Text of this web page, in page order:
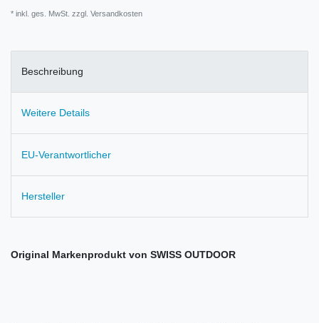
* inkl. ges. MwSt. zzgl. Versandkosten
Beschreibung
Weitere Details
EU-Verantwortlicher
Hersteller
Original Markenprodukt von SWISS OUTDOOR